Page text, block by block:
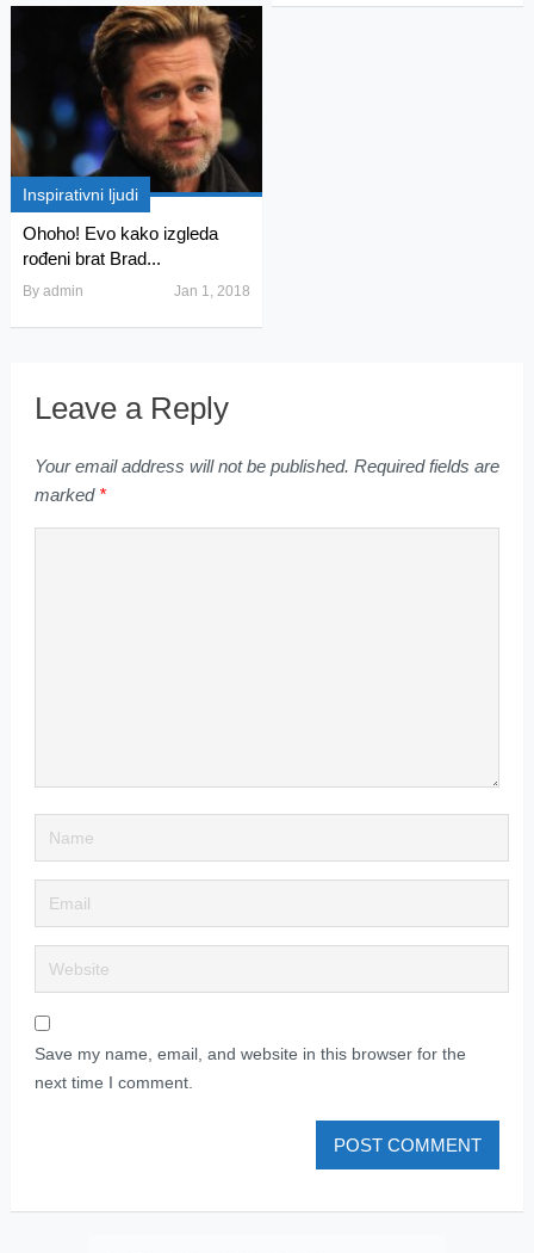
Inspirativni ljudi
Ohoho! Evo kako izgleda
rođeni brat Brad...
By admin Jan 1, 2018
Leave a Reply
Your email address will not be published. Required fields are
marked *
Save my name, email, and website in this browser for the
next time I comment.